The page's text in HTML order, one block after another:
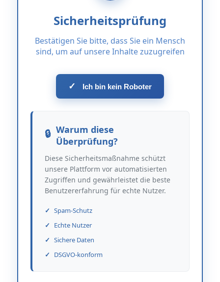
Sicherheitsprüfung
Bestätigen Sie bitte, dass Sie ein Mensch
sind, um auf unsere Inhalte zuzugreifen
✓ Ich bin kein Roboter
Warum diese
Überprüfung?
Diese Sicherheitsmaßnahme schützt
unsere Plattform vor automatisierten
Zugriffen und gewährleistet die beste
Benutzererfahrung für echte Nutzer.
Spam-Schutz
Echte Nutzer
Sichere Daten
DSGVO-konform